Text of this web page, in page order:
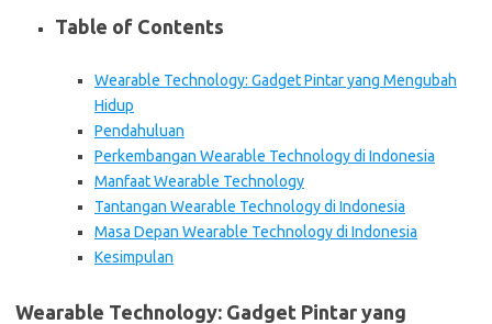
Table of Contents
Wearable Technology: Gadget Pintar yang Mengubah
Hidup
Pendahuluan
Perkembangan Wearable Technology di Indonesia
Manfaat Wearable Technology
Tantangan Wearable Technology di Indonesia
Masa Depan Wearable Technology di Indonesia
Kesimpulan
Wearable Technology: Gadget Pintar yang